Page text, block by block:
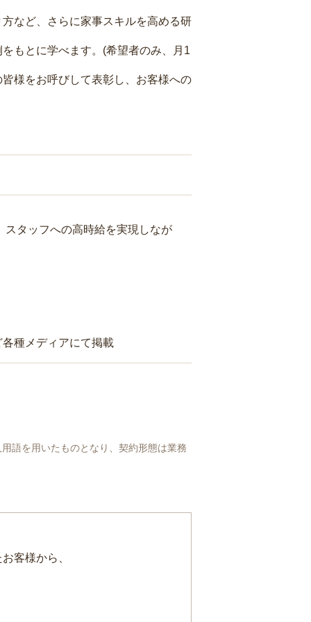
など、さらに家事スキルを高める研
もとに学べます。(希望者のみ、月1
様をお呼びして表彰し、お客様への
タッフへの高時給を実現しなが
種メディアにて掲載
語を用いたものとなり、契約形態は業務
客様から、